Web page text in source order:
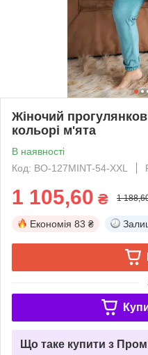
Жіночий
кольорі м'ята
В наявності
Код: BO-127MINT-54-XXL
1 105,60 ₴ 1
Економія 83 ₴
Що таке купити з